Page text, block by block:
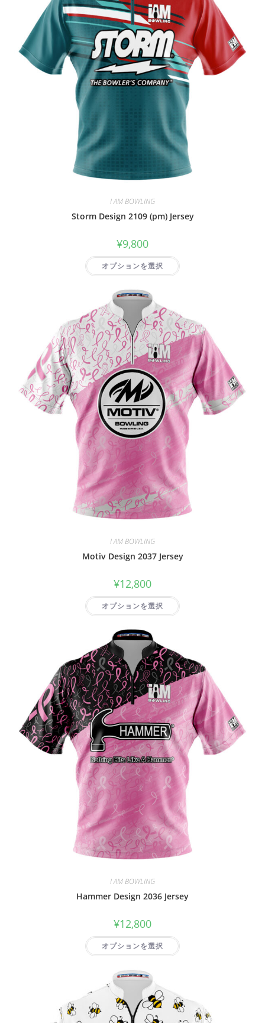
I AM BOWLING
Storm Design 2109 (pm) Jersey
¥9,800
オプションを選択
I AM BOWLING
Motiv Design 2037 Jersey
¥12,800
オプションを選択
I AM BOWLING
Hammer Design 2036 Jersey
¥12,800
オプションを選択